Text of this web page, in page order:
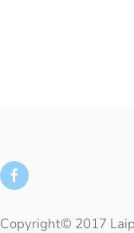
Copyright© 2017